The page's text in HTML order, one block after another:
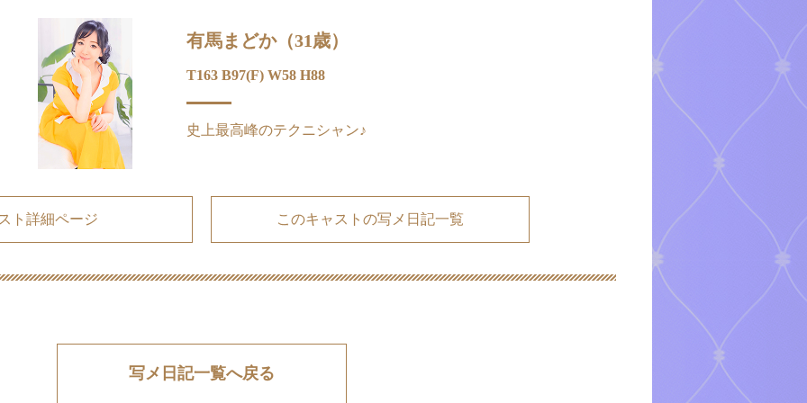
有馬まどか（31歳）
T163 B97(F) W58 H88
史上最高峰のテクニシャン♪
ト詳細ページ このキャストの写メ日記一覧
写メ日記一覧へ戻る